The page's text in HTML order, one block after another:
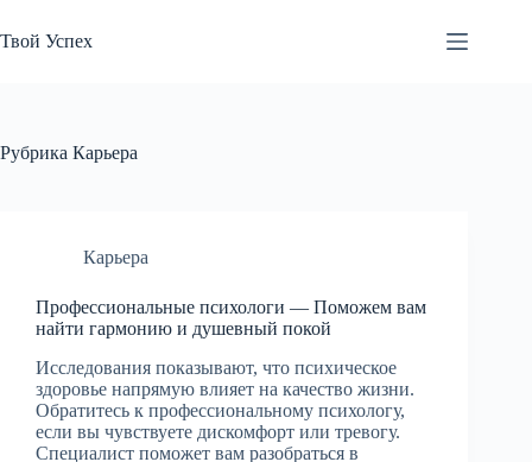
к
сути
Твой Успех
Рубрика Карьера
Карьера
Профессиональные психологи — Поможем вам
найти гармонию и душевный покой
Исследования показывают, что психическое
здоровье напрямую влияет на качество жизни.
Обратитесь к профессиональному психологу,
если вы чувствуете дискомфорт или тревогу.
Специалист поможет вам разобраться в